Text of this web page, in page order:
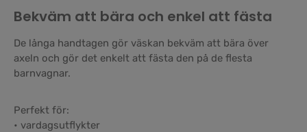
Bekväm att bära och enkel att fästa
De långa handtagen gör väskan bekväm att bära över
axeln och gör det enkelt att fästa den på de flesta
barnvagnar.
Perfekt för:
• vardagsutflykter